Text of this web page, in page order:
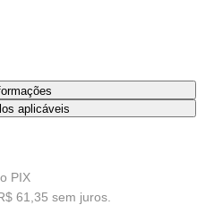
aplicáveis
PIX
61,35 sem juros.